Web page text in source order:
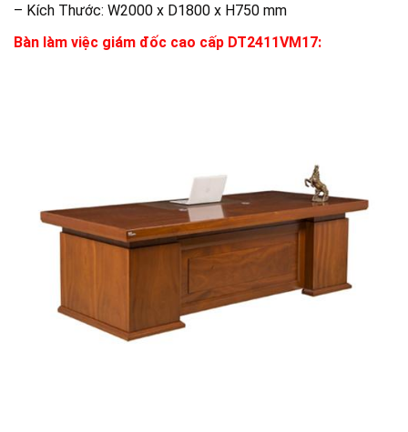
– Kích Thước: W2000 x D1800 x H750 mm
Bàn làm việc giám đốc cao cấp DT2411VM17: